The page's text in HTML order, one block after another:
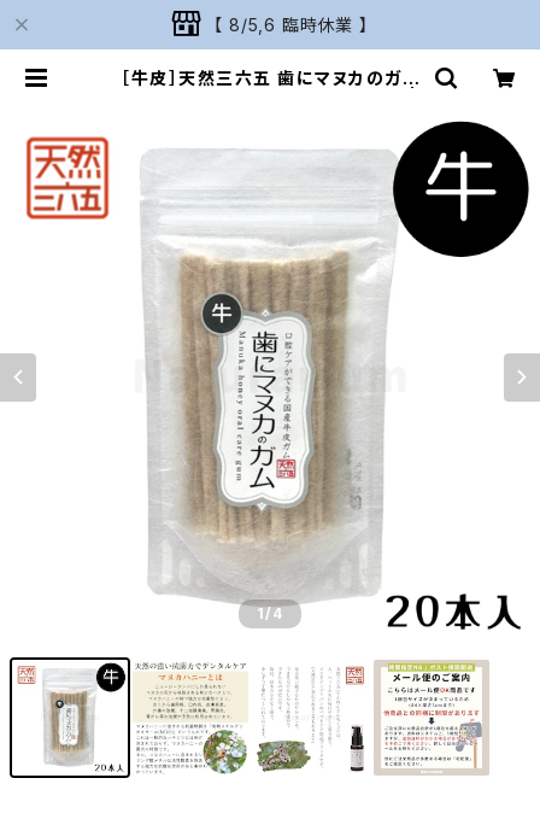
【 8/5,6 臨時休業 】
［牛皮］天然三六五 歯にマヌカのガム
1/4